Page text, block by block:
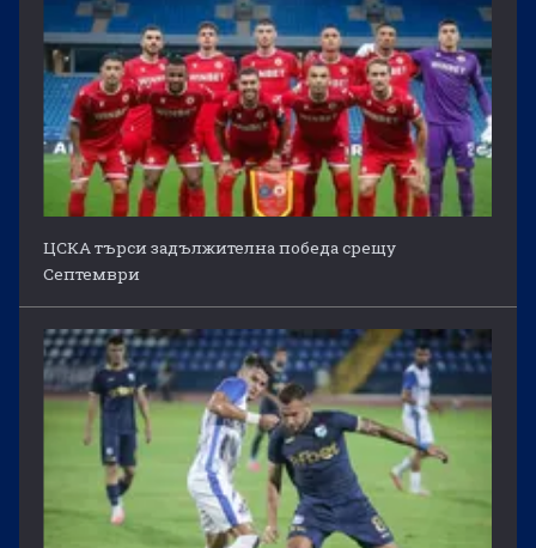
ЦСКА търси задължителна победа срещу
Септември